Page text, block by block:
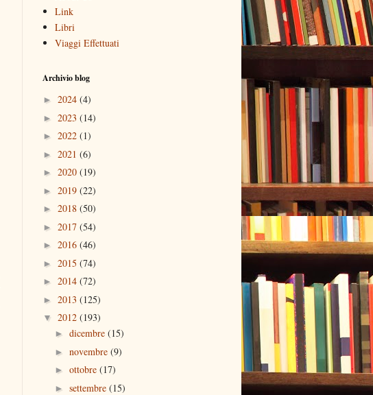
Link
Libri
Viaggi Effettuati
Archivio blog
► 2024 (4)
► 2023 (14)
► 2022 (1)
► 2021 (6)
► 2020 (19)
► 2019 (22)
► 2018 (50)
► 2017 (54)
► 2016 (46)
► 2015 (74)
► 2014 (72)
► 2013 (125)
▼ 2012 (193)
► dicembre (15)
► novembre (9)
► ottobre (17)
► settembre (15)